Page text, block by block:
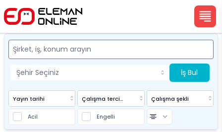
İş Bul
Yayın tarihi Çalışma tercihi Çalışma şekli
Acil Engelli